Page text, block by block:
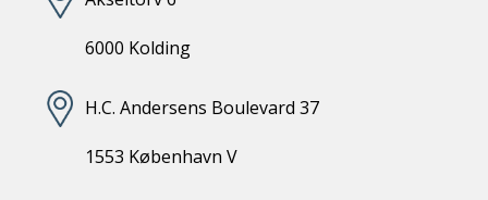
6000 Kolding
H.C. Andersens Boulevard 37
1553 København V